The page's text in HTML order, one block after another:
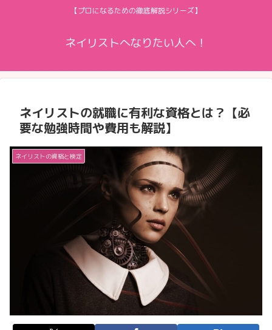
【プロになるための徹底解説シリーズ】
ネイリストへなりたい人へ！
ネイリストの就職に有利な資格とは？【必
要な勉強時間や費用も解説】
ネイリストの資格と検定